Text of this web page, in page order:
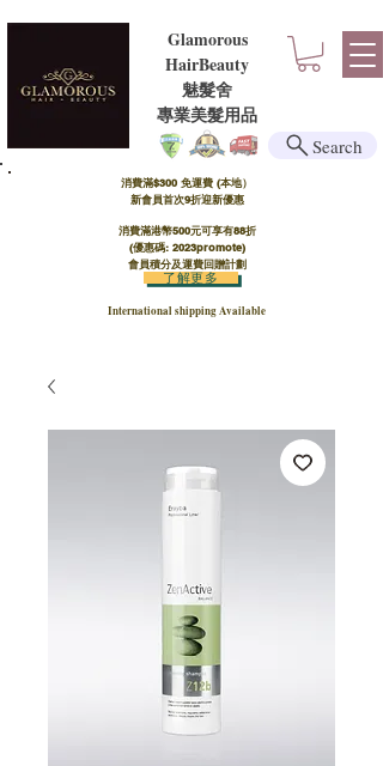
Glamorous
HairBeauty
魅髮舍
​​專業美髮用品
消費滿$300 免運費 (本地）​
新會員首次9折迎新優惠
消費滿港幣500元可享有88折
(優惠碼: 2023promote)
會員積分及運費回贈計劃
International shipping Available
了解更多
Search